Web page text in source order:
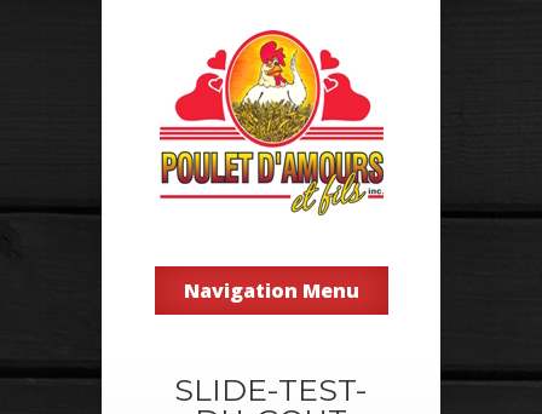
Navigation Menu
SLIDE-TEST-